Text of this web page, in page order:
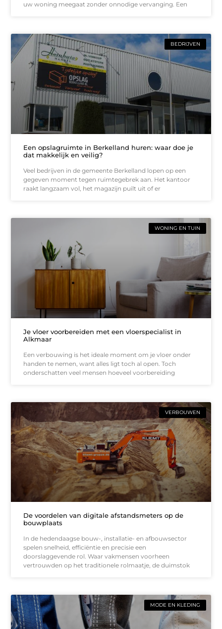
uw woning meegaat zonder onnodige vervanging. Een
BEDRIJVEN
Een opslagruimte in Berkelland huren: waar doe je
dat makkelijk en veilig?
Veel bedrijven in de gemeente Berkelland lopen op een
gegeven moment tegen ruimtegebrek aan. Het kantoor
raakt langzaam vol, het magazijn puilt uit of er
WONING EN TUIN
Je vloer voorbereiden met een vloerspecialist in
Alkmaar
Een verbouwing is het ideale moment om je vloer onder
handen te nemen, want alles ligt toch al open. Toch
onderschatten veel mensen hoeveel voorbereiding
VERBOUWEN
De voordelen van digitale afstandsmeters op de
bouwplaats
In de hedendaagse bouw-, installatie- en afbouwsector
spelen snelheid, efficiëntie en precisie een
doorslaggevende rol. Waar vakmensen voorheen
vertrouwden op het traditionele rolmaatje, de duimstok
MODE EN KLEDING